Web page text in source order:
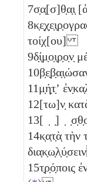
7σ̣α̣[σ]θ̣α̣ι̣
8
τοίχ[ου]
9δ̣ί̣μ̣ο̣ι̣ρ̣ο̣ν̣
10
11μ̣ή̣τ̣ʼ
12[τω]ν̣
13[ ̣ ̣]
14κ̣α̣τ̣ὰ̣ τὴν
15τ̣ρ̣ό̣ποις